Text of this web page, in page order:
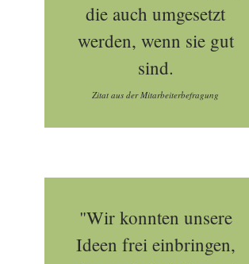
die auch umgesetzt
werden, wenn sie gut
sind.
Zitat aus der Mitarbeiterbefragung
"Wir konnten unsere
Ideen frei einbringen,